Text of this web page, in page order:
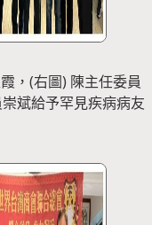
，(右圖) 陳主任委員
斌給予罕見疾病病友